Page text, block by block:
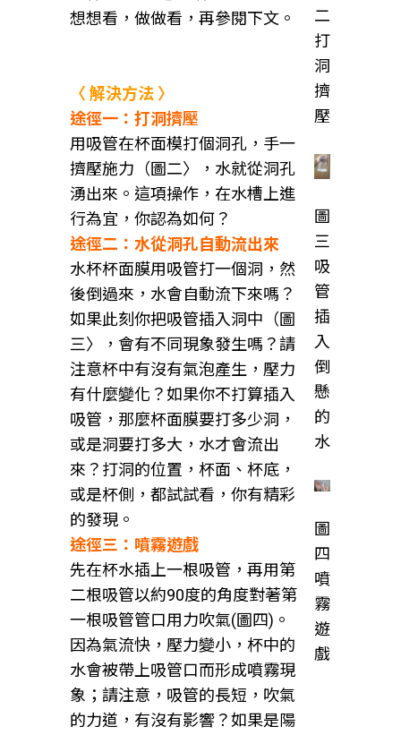
想想看，做做看，再參閱下文。
〈 解決方法 〉
途徑一：打洞擠壓
用吸管在杯面模打個洞孔，手一
擠壓施力（圖二〉，水就從洞孔
湧出來。這項操作，在水槽上進
行為宜，你認為如何？
途徑二：水從洞孔自動流出來
水杯杯面膜用吸管打一個洞，然
後倒過來，水會自動流下來嗎？
如果此刻你把吸管插入洞中（圖
三〉，會有不同現象發生嗎？請
注意杯中有沒有氣泡產生，壓力
有什麼變化？如果你不打算插入
吸管，那麼杯面膜要打多少洞，
或是洞要打多大，水才會流出
來？打洞的位置，杯面、杯底，
或是杯側，都試試看，你有精彩
的發現。
途徑三：噴霧遊戲
先在杯水插上一根吸管，再用第
二根吸管以約90度的角度對著第
一根吸管管口用力吹氣(圖四)。
因為氣流快，壓力變小，杯中的
水會被帶上吸管口而形成噴霧現
象；請注意，吸管的長短，吹氣
的力道，有沒有影響？如果是陽
二
打
洞
擠
壓
圖
三
吸
管
插
入
倒
懸
的
水
圖
四
噴
霧
遊
戲